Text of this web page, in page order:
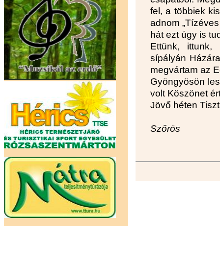
fel, a többiek
adnom
hát ezt úgy is
Ettünk, ittunk,
sípályán
megvártam az
Gyöngyösön
volt Köszönet
Jövő héten
Szőrös